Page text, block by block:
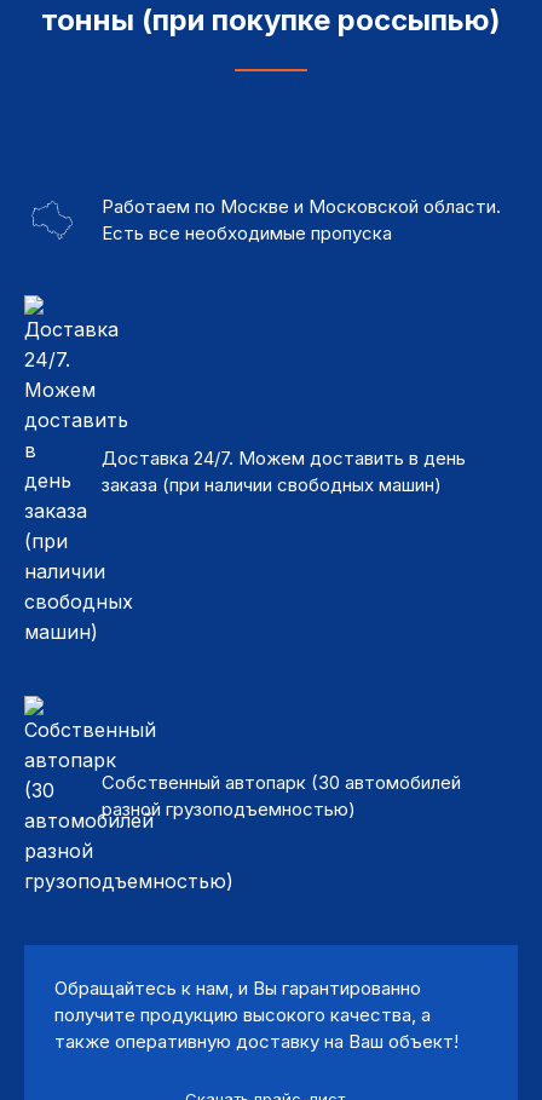
тонны (при покупке россыпью)
Работаем по Москве и Московской области.
Есть все необходимые пропуска
Доставка 24/7. Можем доставить в день
заказа (при наличии свободных машин)
Собственный автопарк (30 автомобилей
разной грузоподъемностью)
Обращайтесь к нам, и Вы гарантированно
получите продукцию высокого качества, а
также оперативную доставку на Ваш объект!